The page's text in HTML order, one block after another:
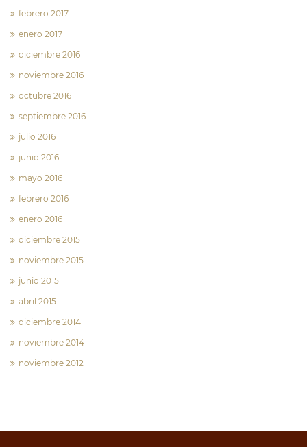
febrero 2017
enero 2017
diciembre 2016
noviembre 2016
octubre 2016
septiembre 2016
julio 2016
junio 2016
mayo 2016
febrero 2016
enero 2016
diciembre 2015
noviembre 2015
junio 2015
abril 2015
diciembre 2014
noviembre 2014
noviembre 2012